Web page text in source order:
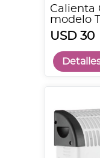
Calienta
modelo
USD 30